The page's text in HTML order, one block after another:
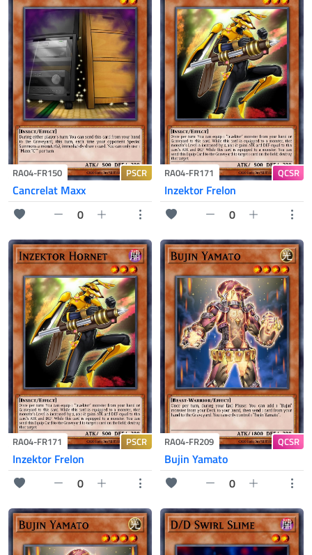
RA04-FR150 PSCR
Cancrelat Maxx
0
RA04-FR171 QCSR
Inzektor Frelon
0
RA04-FR171 PSCR
Inzektor Frelon
0
RA04-FR209 QCSR
Bujin Yamato
0